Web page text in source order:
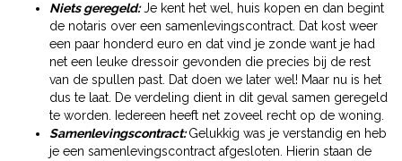
Niets geregeld:Je kent het wel, huis kopen en dan begint
de notaris over een samenlevingscontract. Dat kost weer
een paar honderd euro en dat vind je zonde want je had
net een leuke dressoir gevonden die precies bij de rest
van de spullen past. Dat doen we later wel! Maar nu is het
dus te laat. De verdeling dient in dit geval samen geregeld
te worden. Iedereen heeft net zoveel recht op de woning.
Samenlevingscontract:Gelukkig was je verstandig en heb
je een samenlevingscontract afgesloten. Hierin staan de